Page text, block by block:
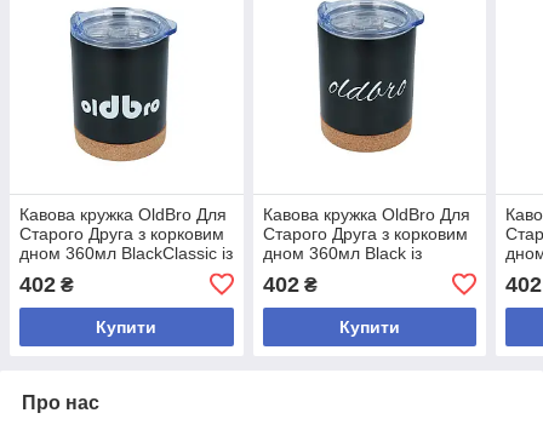
Кавова кружка OldBro Для
Старого Друга з корковим
дном 360мл BlackClassic із
подвійними стінками
402 ₴
Купити
Кавова кружка OldBro Для
Старого Друга з корковим
дном 360мл Black із
подвійними стінками
402₴
Купити
402
Про нас